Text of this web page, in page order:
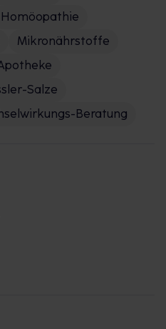
Homöopathie
Mikronährstoffe
Salze
Beratung